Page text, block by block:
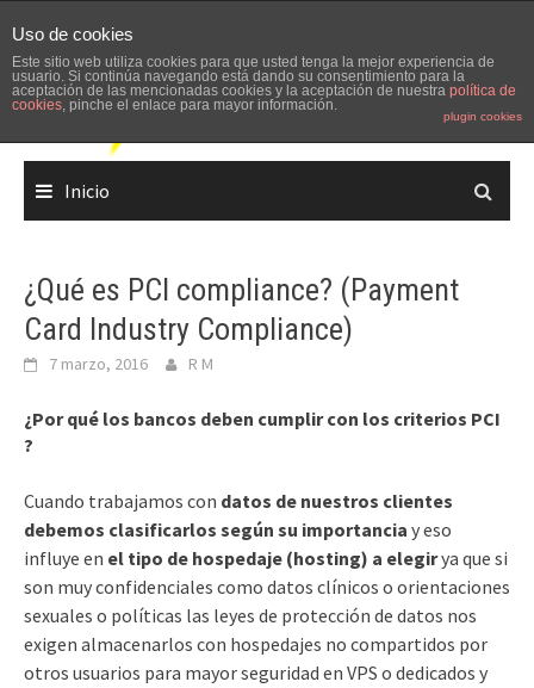
to
content
Inicio
¿Qué es PCI compliance? (Payment
Card Industry Compliance)
7 marzo, 2016 R M
¿Por qué los bancos deben cumplir con los criterios PCI
?
Cuando trabajamos con datos de nuestros clientes
debemos clasificarlos según su importancia y eso
influye en el tipo de hospedaje (hosting) a elegirya que si
son muy confidenciales como datos clínicos o orientaciones
sexuales o políticas las leyes de protección de datos nos
exigen almacenarlos con hospedajes no compartidos por
otros usuarios para mayor seguridad en VPS o dedicados y
Uso de cookies
Este sitio web utiliza cookies para que usted tenga la mejor experiencia de
usuario. Si continúa navegando está dando su consentimiento para la
aceptación de las mencionadas cookies y la aceptación de nuestra política de
cookies, pinche el enlace para mayor información.
plugin cookies